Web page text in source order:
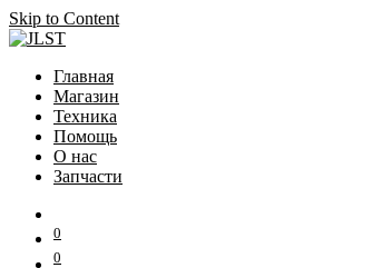
Skip to Content
Главная
Магазин
Техника
Помощь
О нас
Запчасти
0
0